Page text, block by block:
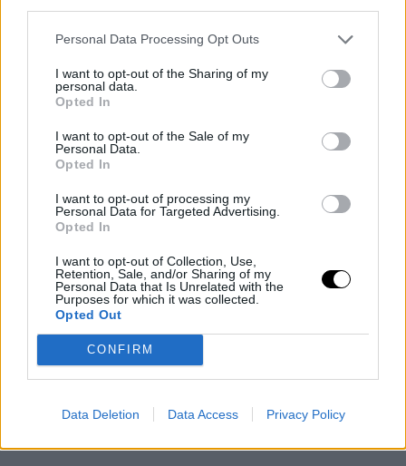
Personal Data Processing Opt Outs
I want to opt-out of the Sharing of my
personal data.
Opted In
I want to opt-out of the Sale of my
Personal Data.
Opted In
I want to opt-out of processing my
Personal Data for Targeted Advertising.
Opted In
I want to opt-out of Collection, Use,
Retention, Sale, and/or Sharing of my
Personal Data that Is Unrelated with the
Purposes for which it was collected.
Opted Out
CONFIRM
Data Deletion Data Access Privacy Policy
τρία παιδιά.
ΠΑΝΤΡΕΜΕΝΟ ΖΕΥΓΑΡΙ